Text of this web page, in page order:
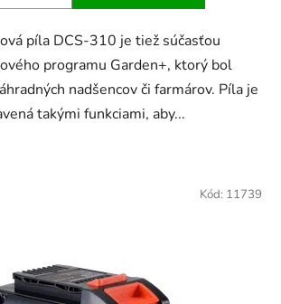
píla DCS-310 je tiež súčasťou
programu Garden+, ktorý bol
nadšencov či farmárov. Píla je
takými funkciami, aby...
Kód: 11739